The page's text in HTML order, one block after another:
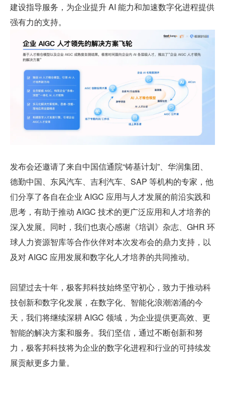
建设指导服务，为企业提升 AI 能力和加速数字化进程提供
强有力的支持。
发布会还邀请了来自中国信通院“铸基计划”、华润集团、
德勤中国、东风汽车、吉利汽车、SAP 等机构的专家，他
们分享了各自在企业 AIGC 应用与人才发展的前沿实践和
思考，有助于推动 AIGC 技术的更广泛应用和人才培养的
深入发展。同时，我们也衷心感谢《培训》杂志、GHR 环
球人力资源智库等合作伙伴对本次发布会的鼎力支持，以
及对 AIGC 应用发展和数字化人才培养的共同推动。
回望过去十年，极客邦科技始终坚守初心，致力于推动科
技创新和数字化发展，在数字化、智能化浪潮汹涌的今
天，我们将继续深耕 AIGC 领域，为企业提供更高效、更
智能的解决方案和服务。我们坚信，通过不断创新和努
力，极客邦科技将为企业的数字化进程和行业的可持续发
展贡献更多力量。